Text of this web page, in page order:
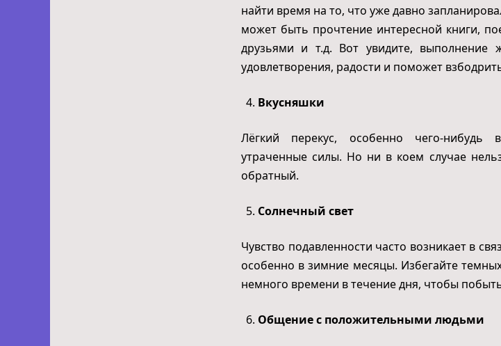
найти время на то, что уже давно
может быть прочтение интересной книги,
друзьями и т.д. Вот увидите, выполнение
удовлетворения, радости и поможет
Вкусняшки
Лёгкий перекус, особенно чего-нибудь
утраченные силы. Но ни в коем случае
обратный.
Солнечный свет
Чувство подавленности часто возникает в
особенно в зимние месяцы. Избегайте
немного времени в течение дня, чтобы
Общение с положительными людьми